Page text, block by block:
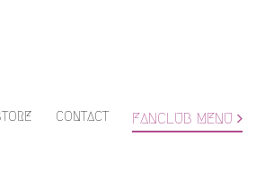
CONTACT FANCLUB MENU